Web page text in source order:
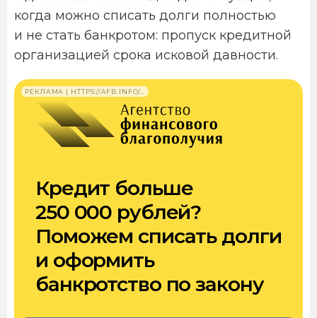
когда можно списать долги полностью
и не стать банкротом: пропуск кредитной
организацией срока исковой давности.
РЕКЛАМА | HTTPS://AFB.INFO/…
Кредит больше
250 000 рублей?
Поможем списать долги
и оформить
банкротство по закону